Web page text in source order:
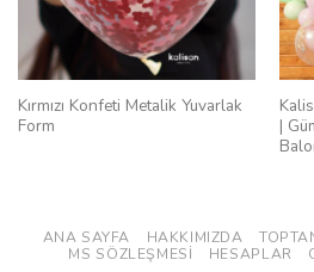
Kırmızı Konfeti Metalik Yuvarlak
Form
|
ANA SAYFA HAKKIMIZDA
MS SÖZLEŞMESI
HESAPLAR